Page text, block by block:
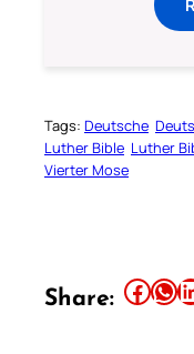
Tags: Deutsche
Luther Bible Luther
Vierter Mose
Share: Share this article on Facebook Share this article on WhatsApp Share this article on LinkedIn